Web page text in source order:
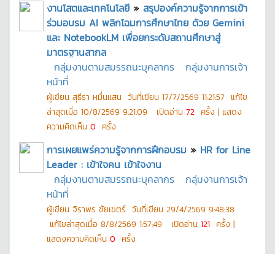
งานโสตและเทคโนโลยี » สรุปองค์ความรู้จากการเข้า
ร่วมอบรม AI พลิกโฉมการศึกษาไทย ด้วย Gemini
และ NotebookLM เพื่อยกระดับสถานศึกษาสู่
มาตรฐานสากล
กลุ่มงานตามสมรรถนะบุคลากร
กลุ่มงานการเจ้า
หน้าที่
ผู้เขียน สุธีรา หมื่นแสน วันที่เขียน 17/7/2569 11:21:57 แก้ไข
ล่าสุดเมื่อ 10/8/2569 9:21:09 เปิดอ่าน 72 ครั้ง | แสดง
ความคิดเห็น 0 ครั้ง
การเผยแพร่ความรู้จากการฝึกอบรม » HR for Line
Leader : เข้าใจคน เข้าใจงาน
กลุ่มงานตามสมรรถนะบุคลากร
กลุ่มงานการเจ้า
หน้าที่
ผู้เขียน จิราพร ชัยเขตร์ วันที่เขียน 29/4/2569 9:48:38
แก้ไขล่าสุดเมื่อ 8/8/2569 1:57:49 เปิดอ่าน 121 ครั้ง |
แสดงความคิดเห็น 0 ครั้ง